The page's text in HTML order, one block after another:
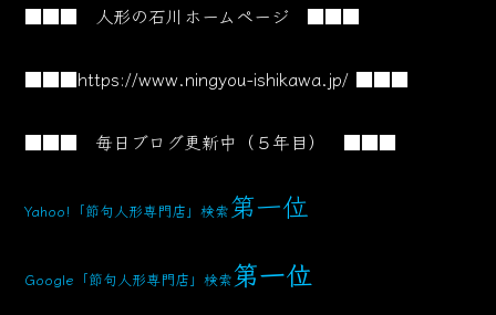
■■■ 人形の石川ホームページ ■■■
■■■https://www.ningyou-ishikawa.jp/ ■■■
■■■ 毎日ブログ更新中（５年目） ■■■
Yahoo!「節句人形専門店」検索第一位
Google「節句人形専門店」検索第一位